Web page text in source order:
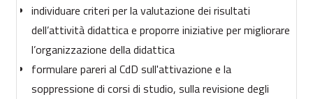
individuare criteri per la valutazione dei risultati
dell’attività didattica e proporre iniziative per migliorare
l’organizzazione della didattica
formulare pareri al CdD sull'attivazione e la
soppressione di corsi di studio, sulla revisione degli